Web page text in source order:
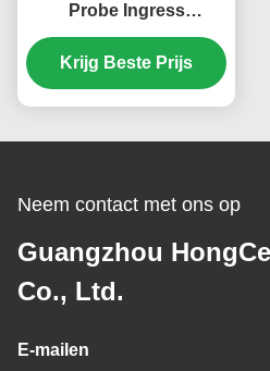
Probe Ingress
Protection Test
Equipment HT-I01T
Ingress Protection
4208 Standard
Krijg Beste Prijs
Neem contact met ons op
Guangzhou
Co., Ltd.
E-mailen